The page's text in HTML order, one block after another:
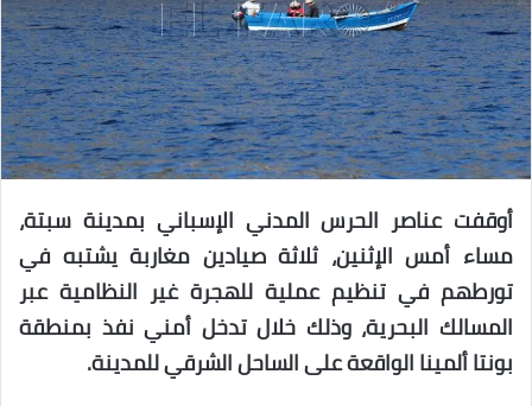
أوقفت عناصر الحرس المدني الإسباني بمدينة سبتة،
مساء أمس الإثنين، ثلاثة صيادين مغاربة يشتبه في
تورطهم في تنظيم عملية للهجرة غير النظامية عبر
المسالك البحرية، وذلك خلال تدخل أمني نفذ بمنطقة
بونتا ألمينا الواقعة على الساحل الشرقي للمدينة.